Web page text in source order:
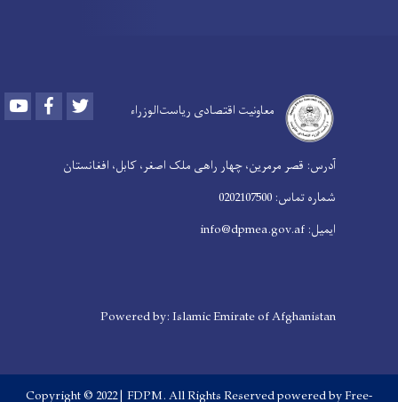
معاونیت اقتصادی ریاست‌الوزراء Youtube Facebook
آدرس: قصر مرمرین، چهار راهی ملک اصغر، کابل، افغانستان
شماره تماس: 0202107500
ایمیل: info@dpmea.gov.af
Powered by: Islamic Emirate of Afghanistan
Copyright © 2022 | FDPM. All Rights Reservedpowered by Free-